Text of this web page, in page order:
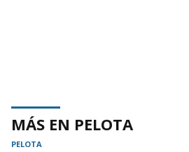
MÁS EN PELOTA
PELOTA